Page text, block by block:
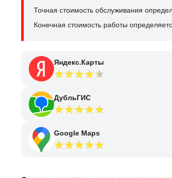
Точная стоимость обслуживания
Конечная стоимость работы
Яндекс.Карты
ДубльГИС
Google Maps